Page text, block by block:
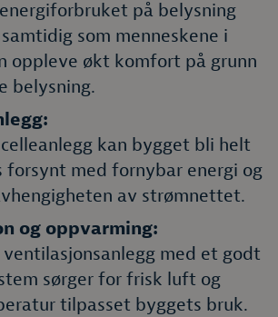
på belysning
som menneskene i
oppleve økt komfort på grunn
belysning.
kan bygget bli helt
forsynt med fornybar energi og
av strømnettet.
og oppvarming:
med et godt
sørger for frisk luft og
tilpasset byggets bruk.